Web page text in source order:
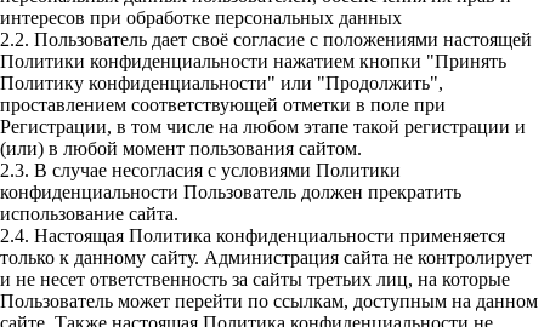
интересов при обработке персональных данных
2.2. Пользователь дает своё согласие с положениями настоящей
Политики конфиденциальности нажатием кнопки "Принять
Политику конфиденциальности" или "Продолжить",
проставлением соответствующей отметки в поле при
Регистрации, в том числе на любом этапе такой регистрации и
(или) в любой момент пользования сайтом.
2.3. В случае несогласия с условиями Политики
конфиденциальности Пользователь должен прекратить
использование сайта.
2.4. Настоящая Политика конфиденциальности применяется
только к данному сайту. Администрация сайта не контролирует
и не несет ответственность за сайты третьих лиц, на которые
Пользователь может перейти по ссылкам, доступным на данном
сайте. Также настоящая Политика конфиденциальности не